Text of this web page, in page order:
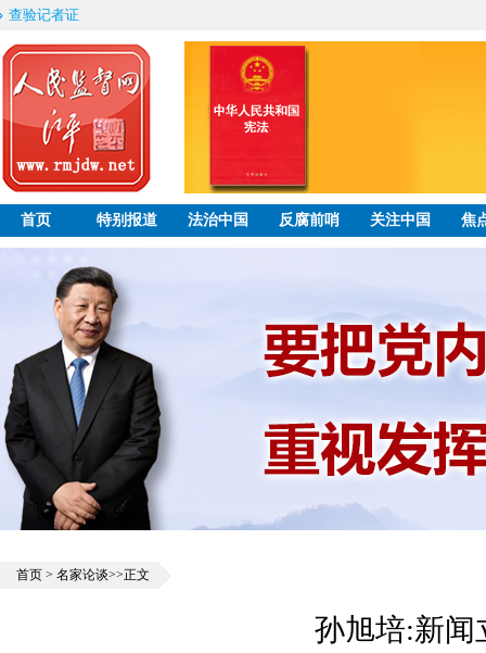
查验记者证
首页 特别报道 法治中国 反腐前哨 关注中国 焦
首页 > 名家论谈>>正文
孙旭培:新闻